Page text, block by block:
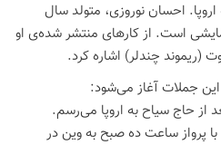
احسان نوروزی، متولد سال
نمایشی است. از کارهای منتشر شده‌ی او
(ریموند چندلر) اشاره کرد.
جملات آغاز می‌شود:
از حاج سیاح به اروپا می‌رسم.
با پرواز ساعت ده صبح به وین در